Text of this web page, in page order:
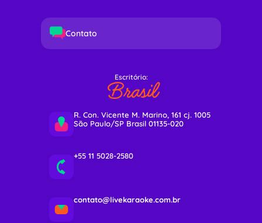
Contato
Escritório:
Brasil
R. Con. Vicente M. Marino, 161 cj. 1005
São Paulo/SP Brasil 01135-020
+55 11 5028-2580
contato@livekaraoke.com.br